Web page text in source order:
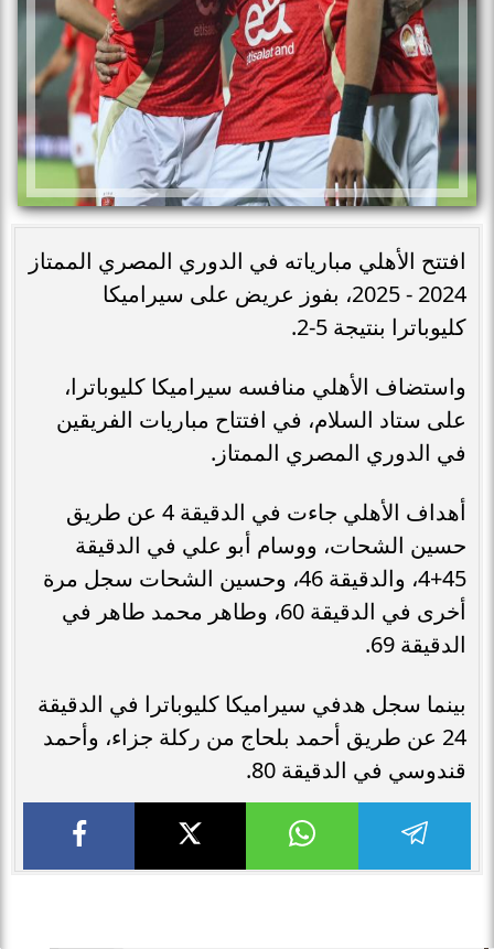
افتتح الأهلي مبارياته في الدوري المصري الممتاز
2024 - 2025، بفوز عريض على سيراميكا
كليوباترا بنتيجة 5-2.
واستضاف الأهلي منافسه سيراميكا كليوباترا،
على ستاد السلام، في افتتاح مباريات الفريقين
في الدوري المصري الممتاز.
أهداف الأهلي جاءت في الدقيقة 4 عن طريق
حسين الشحات، ووسام أبو علي في الدقيقة
45+4، والدقيقة 46، وحسين الشحات سجل مرة
أخرى في الدقيقة 60، وطاهر محمد طاهر في
الدقيقة 69.
بينما سجل هدفي سيراميكا كليوباترا في الدقيقة
24 عن طريق أحمد بلحاج من ركلة جزاء، وأحمد
قندوسي في الدقيقة 80.